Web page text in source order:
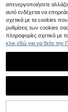
απενεργοποιήσετε
αυτό ενδέχεται να
σχετικά με τα cookies που
ρυθμίσεις των cookies
πληροφορίες σχετικά με
κλικ εδώ για να δείτε την